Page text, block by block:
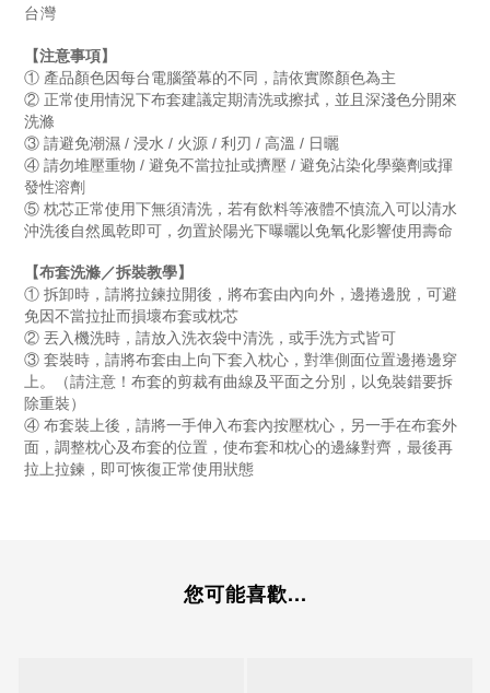
台灣
【注意事項】
① 產品顏色因每台電腦螢幕的不同，請依實際顏色為主
② 正常使用情況下布套建議定期清洗或擦拭，並且深淺色分開來
洗滌
③ 請避免潮濕 / 浸水 / 火源 / 利刃 / 高溫 / 日曬
④ 請勿堆壓重物 / 避免不當拉扯或擠壓 / 避免沾染化學藥劑或揮
發性溶劑
⑤ 枕芯正常使用下無須清洗，若有飲料等液體不慎流入可以清水
沖洗後自然風乾即可，勿置於陽光下曝曬以免氧化影響使用壽命
【布套洗滌／拆裝教學】
① 拆卸時，請將拉鍊拉開後，將布套由內向外，邊捲邊脫，可避
免因不當拉扯而損壞布套或枕芯
② 丟入機洗時，請放入洗衣袋中清洗，或手洗方式皆可
③ 套裝時，請將布套由上向下套入枕心，對準側面位置邊捲邊穿
上。（請注意！布套的剪裁有曲線及平面之分別，以免裝錯要拆
除重裝）
④ 布套裝上後，請將一手伸入布套內按壓枕心，另一手在布套外
面，調整枕心及布套的位置，使布套和枕心的邊緣對齊，最後再
拉上拉鍊，即可恢復正常使用狀態
您可能喜歡...